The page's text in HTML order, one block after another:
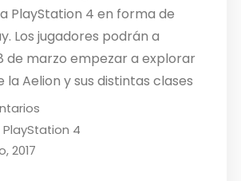
PlayStation 4 en forma de
Los jugadores podrán a
de marzo empezar a explorar
la Aelion y sus distintas clases
en forma de acceso
MMORPG lleva a los
la...
PlayStation 4
2017